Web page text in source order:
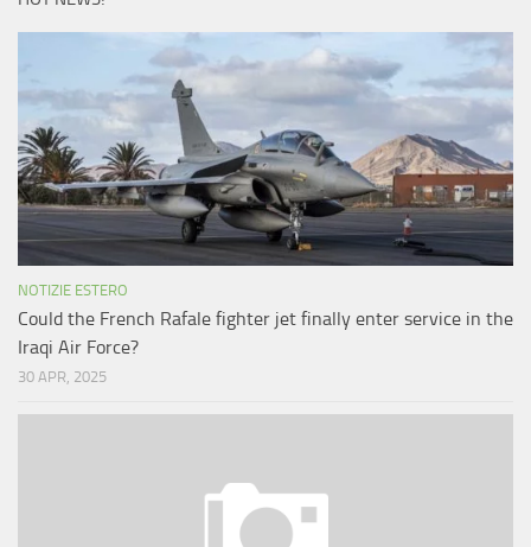
NOTIZIE ESTERO
Could the French Rafale fighter jet finally enter service in the
Iraqi Air Force?
30 APR, 2025